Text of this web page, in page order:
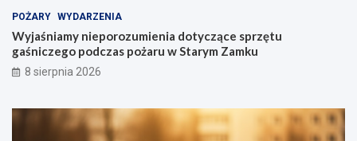
POŻARY WYDARZENIA
Wyjaśniamy nieporozumienia dotyczące sprzętu
gaśniczego podczas pożaru w Starym Zamku
8 sierpnia 2026